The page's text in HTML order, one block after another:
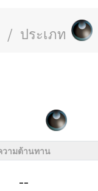
/ ประเภท
วามต้านทาน
--